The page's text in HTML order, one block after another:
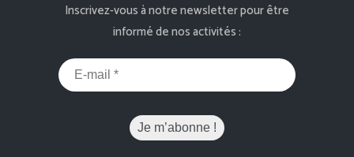
Inscrivez-vous à notre newsletter pour être
informé de nos activités :